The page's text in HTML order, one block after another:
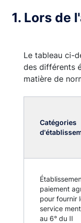
1. Lors de
Le tableau ci-
des différents
matière de
Catégories
paiement
pour fournir
service
au 6° du II